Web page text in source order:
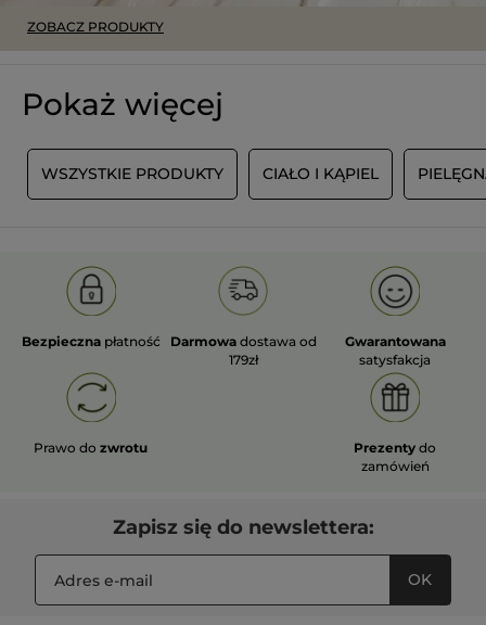
ZOBACZ PRODUKTY
Pokaż więcej
WSZYSTKIE PRODUKTY CIAŁO I KĄPIEL
Bezpieczna płatność Darmowa dostawa od
179zł
Gwarantowana
satysfakcja
Prawo dozwrotu Prezenty do
zamówień
Zapisz się do newslettera:
OK